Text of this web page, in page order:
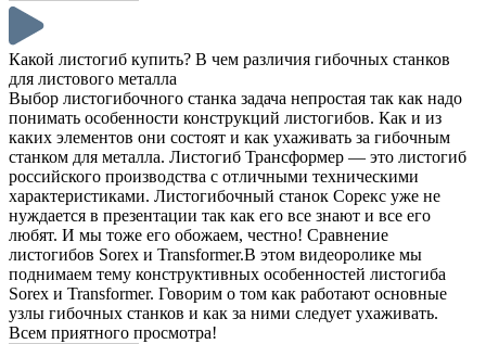
Какой листогиб купить? В чем различия гибочных станков
для листового металла
Выбор листогибочного станка задача непростая так как надо
понимать особенности конструкций листогибов. Как и из
каких элементов они состоят и как ухаживать за гибочным
станком для металла. Листогиб Трансформер — это листогиб
российского производства с отличными техническими
характеристиками. Листогибочный станок Сорекс уже не
нуждается в презентации так как его все знают и все его
любят. И мы тоже его обожаем, честно! Сравнение
листогибов Sorex и Transformer.В этом видеоролике мы
поднимаем тему конструктивных особенностей листогиба
Sorex и Transformer. Говорим о том как работают основные
узлы гибочных станков и как за ними следует ухаживать.
Всем приятного просмотра!